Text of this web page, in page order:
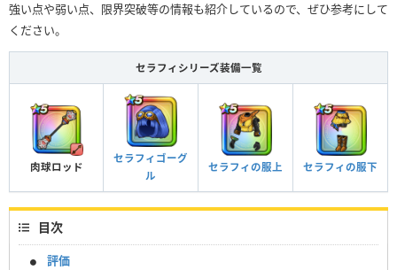
強い点や弱い点、限界突破等の情報も紹介しているので、ぜひ参考にして
ください。
セラフィシリーズ装備一覧
肉球ロッド
セラフィゴーグ
ル
セラフィの服上 セラフィの服下
目次
評価